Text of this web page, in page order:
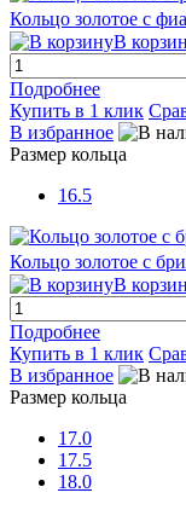
Кольцо золотое с
В
Подробнее
Купить в 1 клик
В избранное
Размер кольца
16.5
Кольцо золотое с
В
Подробнее
Купить в 1 клик
В избранное
Размер кольца
17.0
17.5
18.0